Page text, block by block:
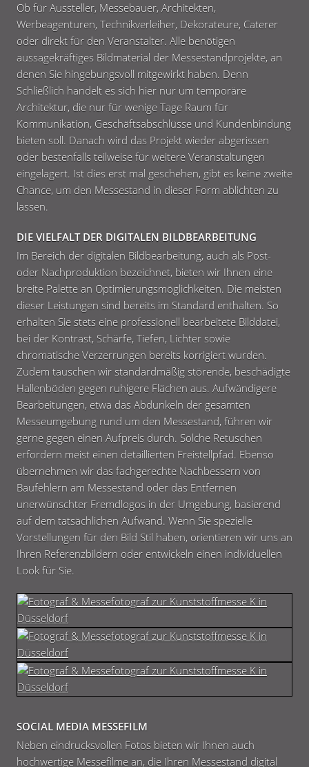
Ob für Aussteller, Messebauer, Architekten,
Werbeagenturen, Technikverleiher, Dekorateure, Caterer
oder direkt für den Veranstalter. Alle benötigen
aussagekräftiges Bildmaterial der Messestandprojekte, an
denen Sie hingebungsvoll mitgewirkt haben. Denn
Schließlich handelt es sich hier nur um temporäre
Architektur, die nur für wenige Tage Raum für
Kommunikation, Geschäftsabschlüsse und Kundenbindung
bieten soll. Danach wird das Projekt wieder abgerissen
oder bestenfalls teilweise für weitere Veranstaltungen
eingelagert. Ist dies erst mal geschehen, gibt es keine zweite
Chance, um den Messestand in dieser Form ablichten zu
lassen.
DIE VIELFALT DER DIGITALEN BILDBEARBEITUNG
Im Bereich der digitalen Bildbearbeitung, auch als Post-
oder Nachproduktion bezeichnet, bieten wir Ihnen eine
breite Palette an Optimierungsmöglichkeiten. Die meisten
dieser Leistungen sind bereits im Standard enthalten. So
erhalten Sie stets eine professionell bearbeitete Bilddatei,
bei der Kontrast, Schärfe, Tiefen, Lichter sowie
chromatische Verzerrungen bereits korrigiert wurden.
Zudem tauschen wir standardmäßig störende, beschädigte
Hallenböden gegen ruhigere Flächen aus. Aufwändigere
Bearbeitungen, etwa das Abdunkeln der gesamten
Messeumgebung rund um den Messestand, führen wir
gerne gegen einen Aufpreis durch. Solche Retuschen
erfordern meist einen detaillierten Freistellpfad. Ebenso
übernehmen wir das fachgerechte Nachbessern von
Baufehlern am Messestand oder das Entfernen
unerwünschter Fremdlogos in der Umgebung, basierend
auf dem tatsächlichen Aufwand. Wenn Sie spezielle
Vorstellungen für den Bild Stil haben, orientieren wir uns an
Ihren Referenzbildern oder entwickeln einen individuellen
Look für Sie.
SOCIAL MEDIA MESSEFILM
Neben eindrucksvollen Fotos bieten wir Ihnen auch
hochwertige Messefilme an, die Ihren Messestand digital